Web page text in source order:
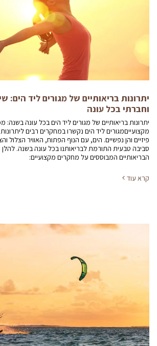
יתרונות בריאותיים של מגורים ליד הים:
וחברתי בכל עונה
יתרונות בריאותיים של מגורים ליד הים בכל עונה בשנה:
מקצועייםמגורים ליד הים נקשרו במחקרים רבים ליתרונות
פיזיים והן נפשיים. הים, עם הנוף הפתוח, האוויר הצלול
סביבה טבעית התורמת לבריאותנו בכל עונה בשנה. להלן
הבריאותיים המבוססים על מחקרים מקצועיים:
קרא עוד